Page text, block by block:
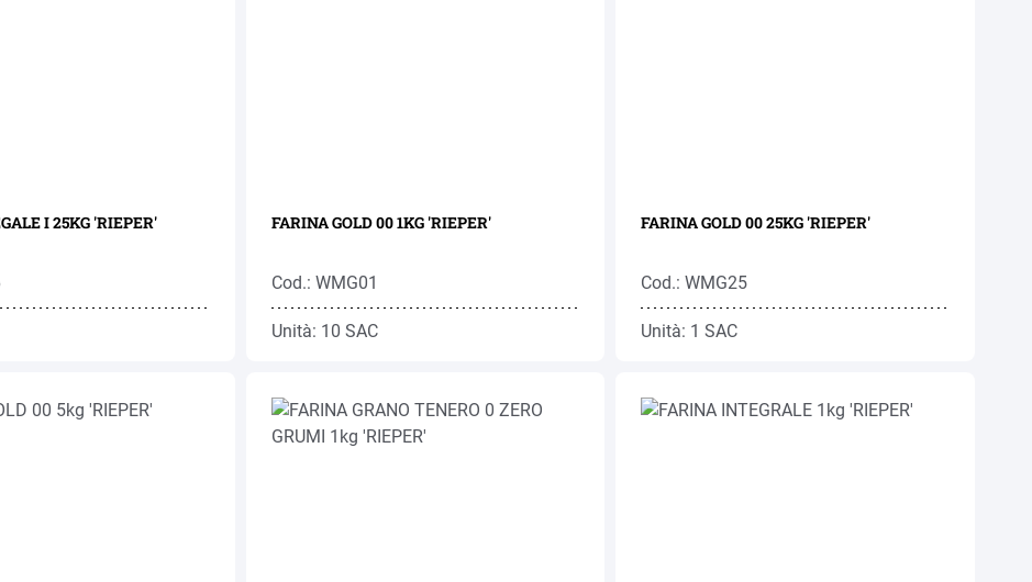
I 25KG 'RIEPER' FARINA GOLD 00 1KG 'RIEPER'
Cod.: WMG01
Unità: 10 SAC
FARINA GOLD 00 25KG 'RIEPER'
Cod.: WMG25
Unità: 1 SAC